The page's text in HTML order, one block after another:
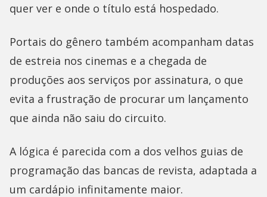
quer ver e onde o título está hospedado.
Portais do gênero também acompanham datas
de estreia nos cinemas e a chegada de
produções aos serviços por assinatura, o que
evita a frustração de procurar um lançamento
que ainda não saiu do circuito.
A lógica é parecida com a dos velhos guias de
programação das bancas de revista, adaptada a
um cardápio infinitamente maior.